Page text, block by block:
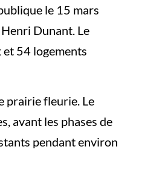
le 15 mars
Dunant. Le
54 logements
prairie fleurie. Le
avant les phases de
pendant environ